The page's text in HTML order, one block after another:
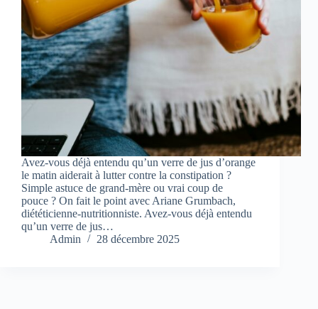
Avez-vous déjà entendu qu’un verre de jus d’orange
le matin aiderait à lutter contre la constipation ?
Simple astuce de grand-mère ou vrai coup de
pouce ? On fait le point avec Ariane Grumbach,
diététicienne-nutritionniste. Avez-vous déjà entendu
qu’un verre de jus…
Admin
28 décembre 2025